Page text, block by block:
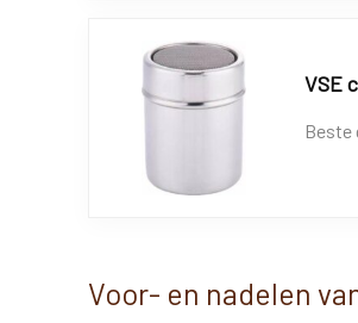
VSE
Beste
Voor- en nadelen